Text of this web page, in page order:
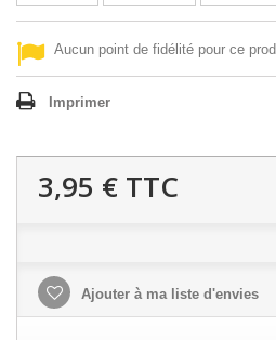
Aucun point de fidélité pour ce
Imprimer
3,95 € TTC
Ajouter à ma liste d'envies